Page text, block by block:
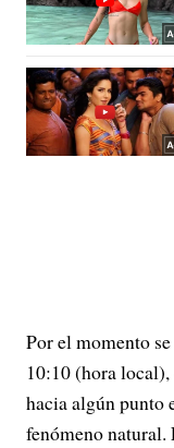
Por el momento
10:10 (hora
hacia algún punto
fenómeno natural.